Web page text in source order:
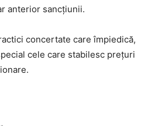
anterior sancțiunii.
concertate care împiedică,
cele care stabilesc prețuri